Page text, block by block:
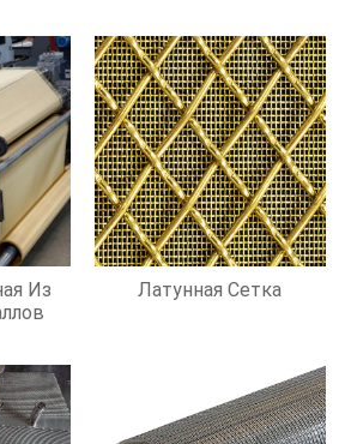
Из
Латунная Сетка